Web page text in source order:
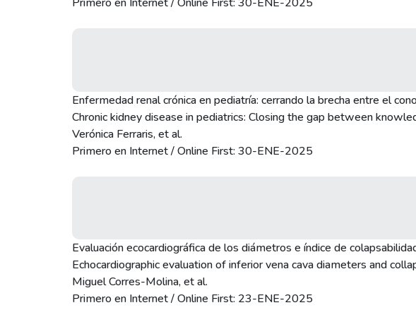
Enfermedad renal crónica en pediatría: cerrando la brecha entre el
Chronic kidney disease in pediatrics: Closing the gap between
Verónica Ferraris, et al.
Primero en Internet / Online First: 30-ENE-2025
Evaluación ecocardiográfica de los diámetros e índice de
Echocardiographic evaluation of inferior vena cava diameters and
Miguel Corres-Molina, et al.
Primero en Internet / Online First: 23-ENE-2025